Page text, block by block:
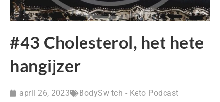
#43 Cholesterol, het hete
hangijzer
april 26, 2023 BodySwitch - Keto Podcast